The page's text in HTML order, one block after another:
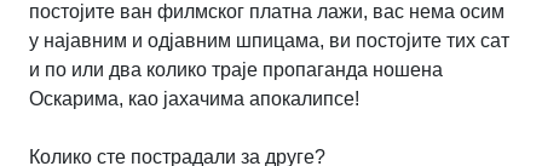
постојите ван филмског платна лажи, вас нема осим
у најавним и одјавним шпицама, ви постојите тих сат
и по или два колико траје пропаганда ношена
Оскарима, као јахачима апокалипсе!
Колико сте пострадали за друге?